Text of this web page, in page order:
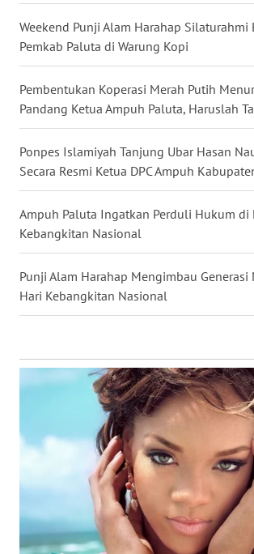
Weekend Punji Alam Harahap Silaturahmi
Pemkab Paluta di Warung Kopi
Pembentukan Koperasi Merah Putih
Pandang Ketua Ampuh Paluta, Haruslah
Ponpes Islamiyah Tanjung Ubar Hasan
Secara Resmi Ketua DPC Ampuh
Ampuh Paluta Ingatkan Perduli Hukum di
Kebangkitan Nasional
Punji Alam Harahap Mengimbau Generasi
Hari Kebangkitan Nasional
WN
MALUKU
WN
MALUT
WN
WN
TOBA
NIAS
WN
WN